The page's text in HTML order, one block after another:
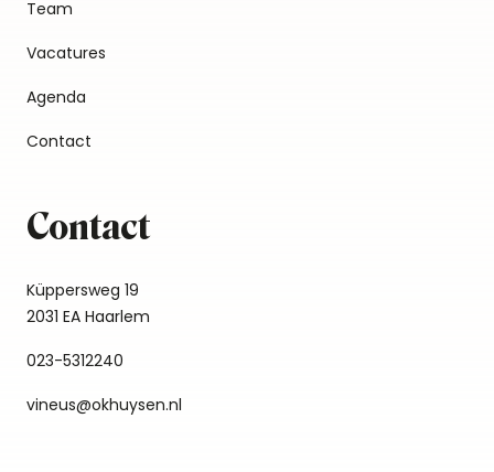
Team
Vacatures
Agenda
Contact
Contact
Küppersweg 19
2031 EA Haarlem
023-5312240
vineus@okhuysen.nl